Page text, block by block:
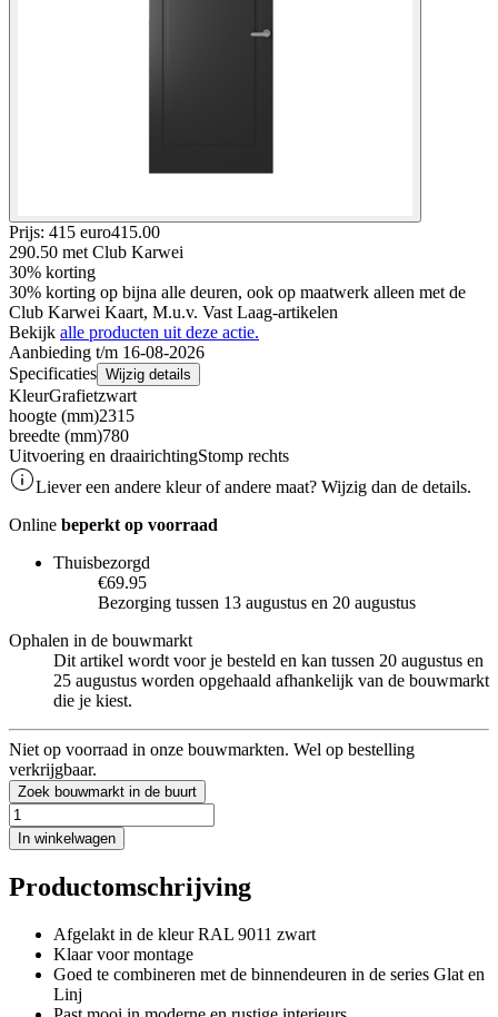
Prijs: 415 euro415.00
290.50 met Club Karwei
30% korting
30% korting op bijna alle deuren, ook op maatwerk alleen met de
Club Karwei Kaart, M.u.v. Vast Laag-artikelen
Bekijk alle producten uit deze actie.
Aanbieding t/m 16-08-2026
Specificaties Wijzig details
KleurGrafietzwart
hoogte (mm)2315
breedte (mm)780
Uitvoering en draairichtingStomp rechts
Liever een andere kleur of andere maat? Wijzig dan de details.
Online beperkt op voorraad
Thuisbezorgd
€69.95
Bezorging tussen 13 augustus en 20 augustus
Ophalen in de bouwmarkt
Dit artikel wordt voor je besteld en kan tussen 20 augustus en
25 augustus worden opgehaald afhankelijk van de bouwmarkt
die je kiest.
Niet op voorraad in onze bouwmarkten. Wel op bestelling
verkrijgbaar.
Zoek bouwmarkt in de buurt
In winkelwagen
Productomschrijving
Afgelakt in de kleur RAL 9011 zwart
Klaar voor montage
Goed te combineren met de binnendeuren in de series Glat en
Linj